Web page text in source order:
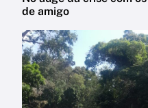
de amigo